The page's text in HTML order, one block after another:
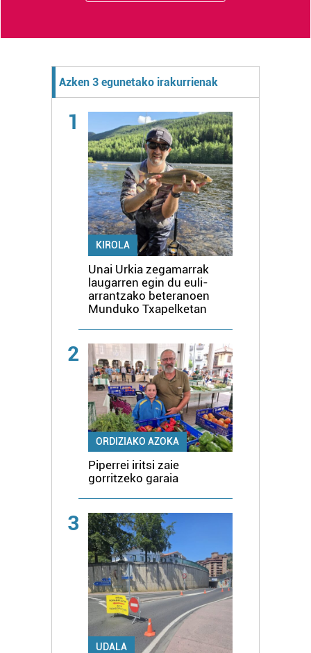
Azken 3 egunetako irakurrienak
1
KIROLA
Unai Urkia zegamarrak
laugarren egin du euli-
arrantzako beteranoen
Munduko Txapelketan
2
ORDIZIAKO AZOKA
Piperrei iritsi zaie
gorritzeko garaia
3
UDALA